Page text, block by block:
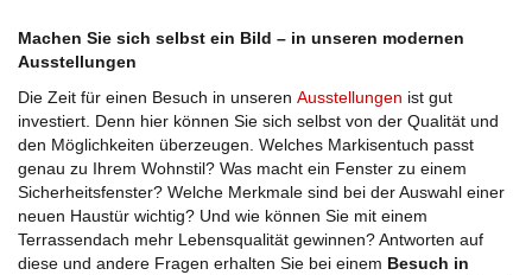
Machen Sie sich selbst ein Bild – in unseren modernen
Ausstellungen
Die Zeit für einen Besuch in unseren Ausstellungen ist gut
investiert. Denn hier können Sie sich selbst von der Qualität und
den Möglichkeiten überzeugen. Welches Markisentuch passt
genau zu Ihrem Wohnstil? Was macht ein Fenster zu einem
Sicherheitsfenster? Welche Merkmale sind bei der Auswahl einer
neuen Haustür wichtig? Und wie können Sie mit einem
Terrassendach mehr Lebensqualität gewinnen? Antworten auf
diese und andere Fragen erhalten Sie bei einem Besuch in